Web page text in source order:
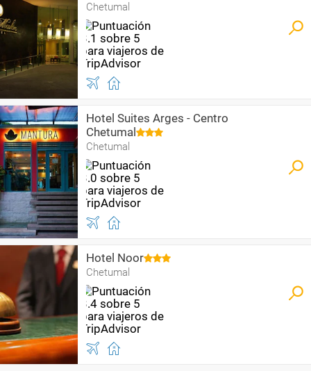
Chetumal
Hotel Suites Arges - Centro
Chetumal
Chetumal
Hotel Noor
Chetumal